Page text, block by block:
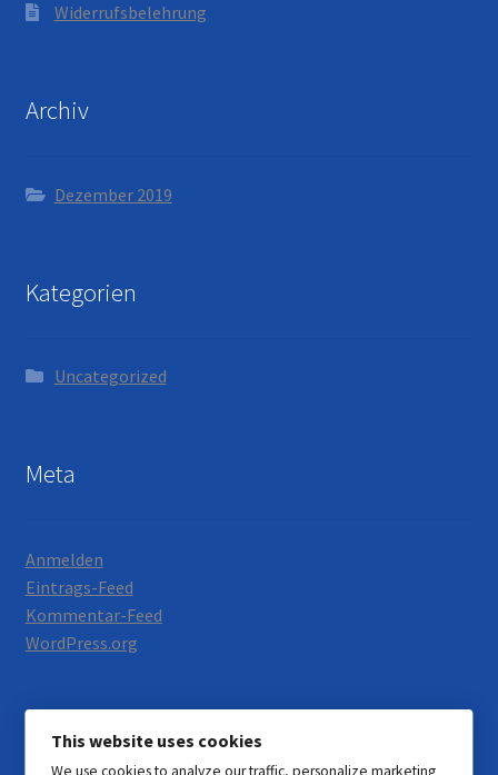
Widerrufsbelehrung
Archiv
Dezember 2019
Kategorien
Uncategorized
Meta
Anmelden
Eintrags-Feed
Kommentar-Feed
WordPress.org
This website uses cookies
We use cookies to analyze our traffic, personalize marketing